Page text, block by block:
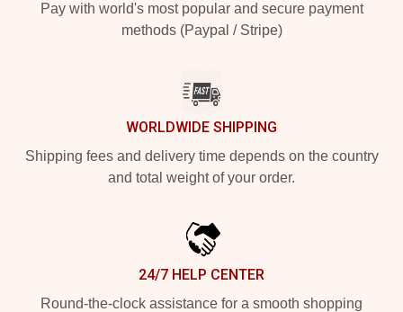
Pay with world's most popular and secure payment
methods (Paypal / Stripe)
WORLDWIDE SHIPPING
Shipping fees and delivery time depends on the country
and total weight of your order.
24/7 HELP CENTER
Round-the-clock assistance for a smooth shopping